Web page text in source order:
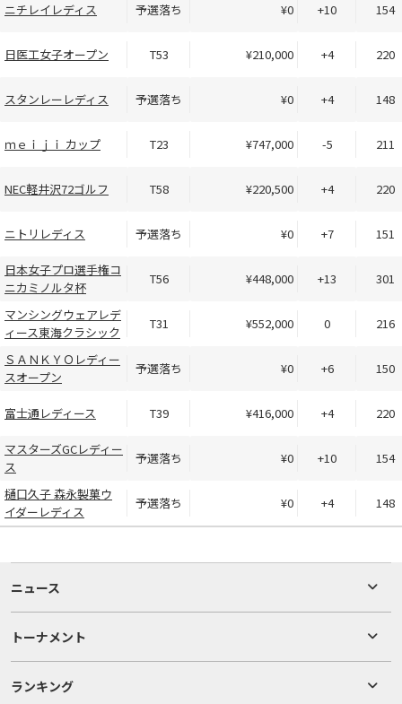
ニチレイレディス 予選落ち ¥0 +10 154
日医工女子オープン T53 ¥210,000 +4 220
スタンレーレディス 予選落ち ¥0 +4 148
ｍｅｉｊｉ カップ T23 ¥747,000 -5 211
NEC軽井沢72ゴルフ T58 ¥220,500 +4 220
ニトリレディス 予選落ち ¥0 +7 151
日本女子プロ選手権コ
ニカミノルタ杯
T56 ¥448,000 +13 301
マンシングウェアレデ
ィース東海クラシック
T31 ¥552,000 0 216
ＳＡＮＫＹＯレディー
スオープン
予選落ち ¥0 +6 150
富士通レディース T39 ¥416,000 +4 220
マスターズGCレディー
ス
予選落ち ¥0 +10 154
樋口久子 森永製菓ウ
イダーレディス
予選落ち ¥0 +4 148
ニュース
トーナメント
ランキング